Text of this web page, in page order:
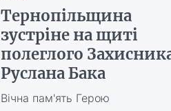
Тернопільщина
зустріне на щиті
полеглого
Руслана Бака
Вічна пам'ять Герою